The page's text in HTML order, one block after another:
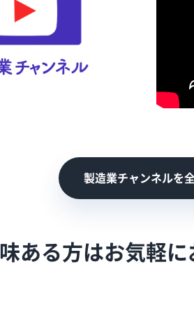
製造業チャンネルを
ある方はお気軽に